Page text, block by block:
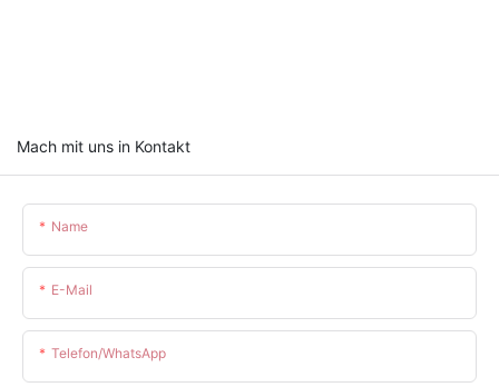
Mach mit uns in Kontakt
Name
E-Mail
Telefon/WhatsApp